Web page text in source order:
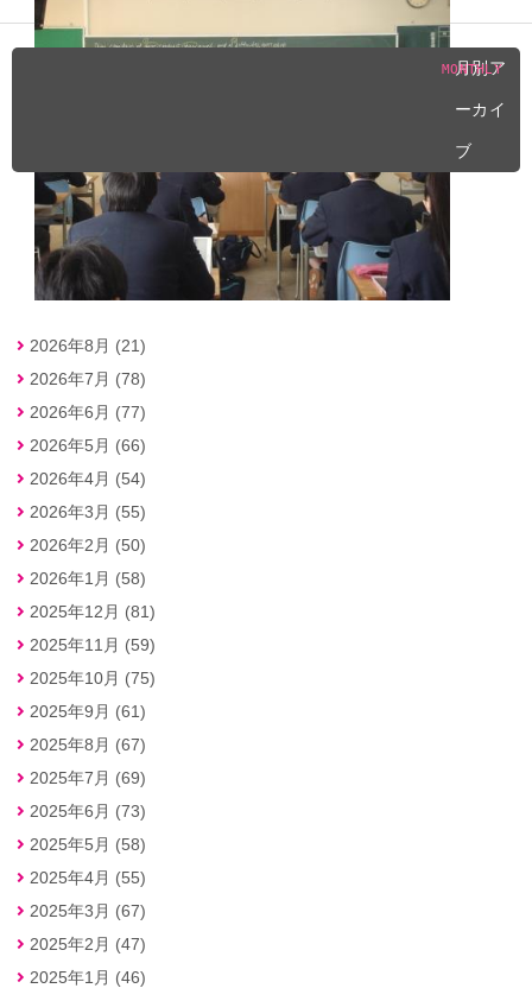
月別ア
ーカイ
ブ
MONTHLY
2026年8月 (21)
2026年7月 (78)
2026年6月 (77)
2026年5月 (66)
2026年4月 (54)
2026年3月 (55)
2026年2月 (50)
2026年1月 (58)
2025年12月 (81)
2025年11月 (59)
2025年10月 (75)
2025年9月 (61)
2025年8月 (67)
2025年7月 (69)
2025年6月 (73)
2025年5月 (58)
2025年4月 (55)
2025年3月 (67)
2025年2月 (47)
2025年1月 (46)